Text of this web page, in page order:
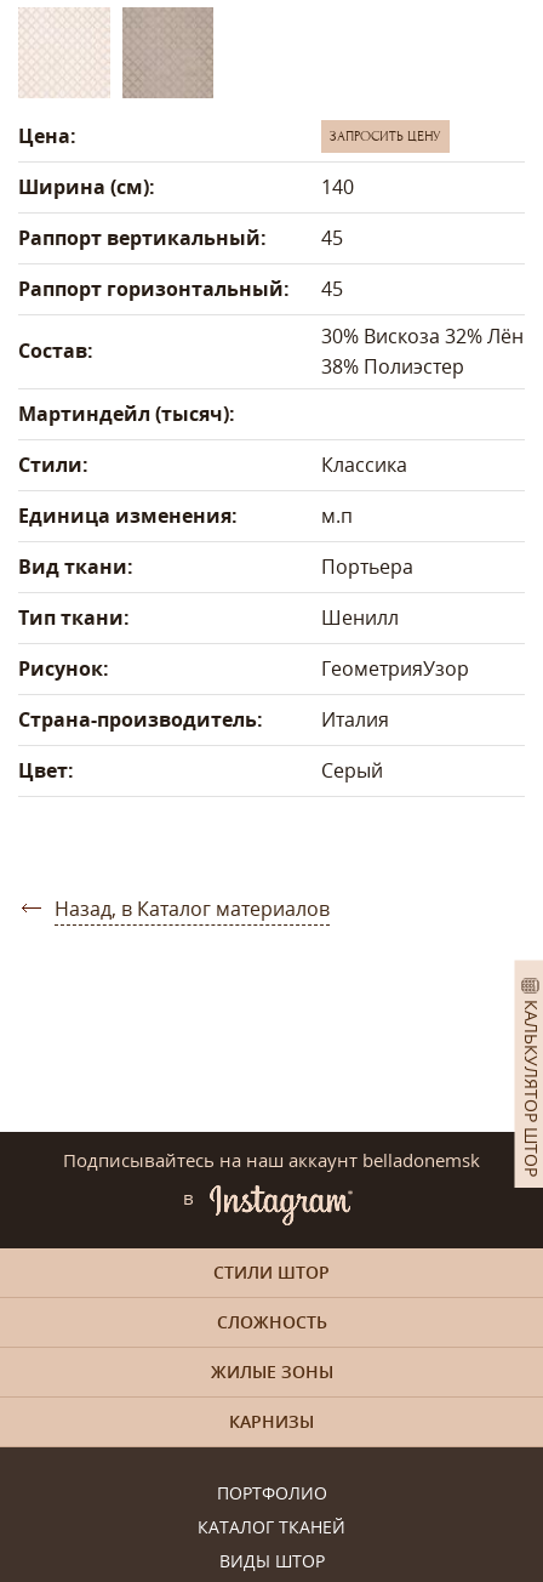
КАЛЬКУЛЯТОР ШТОР
Цена: ЗАПРОСИТЬ ЦЕНУ
Ширина (см):
140
Раппорт вертикальный:
45
Раппорт горизонтальный:
45
Состав:
30% Вискоза 32% Лён
38% Полиэстер
Мартиндейл (тысяч):
Стили:
Классика
Единица изменения:
м.п
Вид ткани:
Портьера
Тип ткани:
Шенилл
Рисунок:
ГеометрияУзор
Страна-производитель:
Италия
Цвет:
Серый
Назад, в Каталог материалов
Подписывайтесь на наш аккаунт belladonemsk
в
ПОРТФОЛИО
КАТАЛОГ ТКАНЕЙ
ВИДЫ ШТОР
СТИЛИ ШТОР
СЛОЖНОСТЬ
ЖИЛЫЕ ЗОНЫ
КАРНИЗЫ